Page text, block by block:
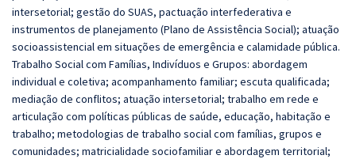
intersetorial; gestão do SUAS, pactuação interfederativa e
instrumentos de planejamento (Plano de Assistência Social); atuação
socioassistencial em situações de emergência e calamidade pública.
Trabalho Social com Famílias, Indivíduos e Grupos: abordagem
individual e coletiva; acompanhamento familiar; escuta qualificada;
mediação de conflitos; atuação intersetorial; trabalho em rede e
articulação com políticas públicas de saúde, educação, habitação e
trabalho; metodologias de trabalho social com famílias, grupos e
comunidades; matricialidade sociofamiliar e abordagem territorial;